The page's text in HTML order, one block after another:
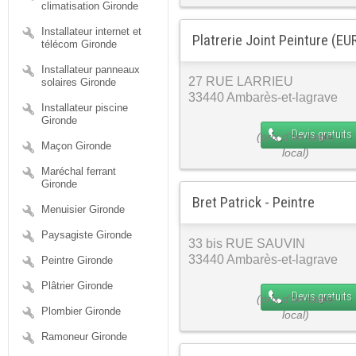
climatisation Gironde
Installateur internet et
télécom Gironde
Installateur panneaux
solaires Gironde
Installateur piscine
Gironde
Maçon Gironde
Maréchal ferrant
Gironde
Menuisier Gironde
Paysagiste Gironde
Peintre Gironde
Plâtrier Gironde
Plombier Gironde
Ramoneur Gironde
Platrerie Joint Peinture
27 RUE LARRIEU
33440 Ambarès-et-lagrave
Devis gratuits
Bret Patrick - Peintre
33 bis RUE SAUVIN
33440 Ambarès-et-lagrave
Devis gratuits